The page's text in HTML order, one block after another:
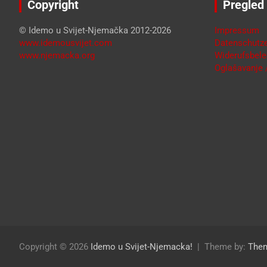
Copyright
© Idemo u Svijet-Njemačka 2012-2026
www.idemousvijet.com
www.njemacka.org
Pregled
Impressum
Copyright © 2026 Idemo u Svijet-Njemacka! Theme by: